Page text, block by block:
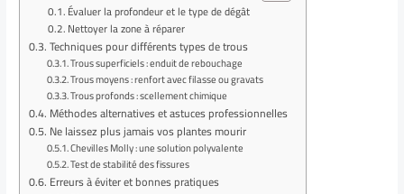
Évaluer la profondeur et le type de dégât
Nettoyer la zone à réparer
Techniques pour différents types de trous
Trous superficiels : enduit de rebouchage
Trous moyens : renfort avec filasse ou gravats
Trous profonds : scellement chimique
Méthodes alternatives et astuces professionnelles
Ne laissez plus jamais vos plantes mourir
Chevilles Molly : une solution polyvalente
Test de stabilité des fissures
Erreurs à éviter et bonnes pratiques